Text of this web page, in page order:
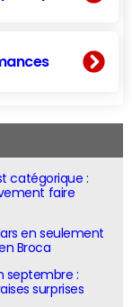
catégorique :
faire
en seulement
Broca
septembre :
surprises